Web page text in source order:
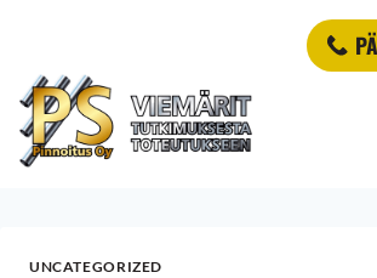
UNCATEGORIZED